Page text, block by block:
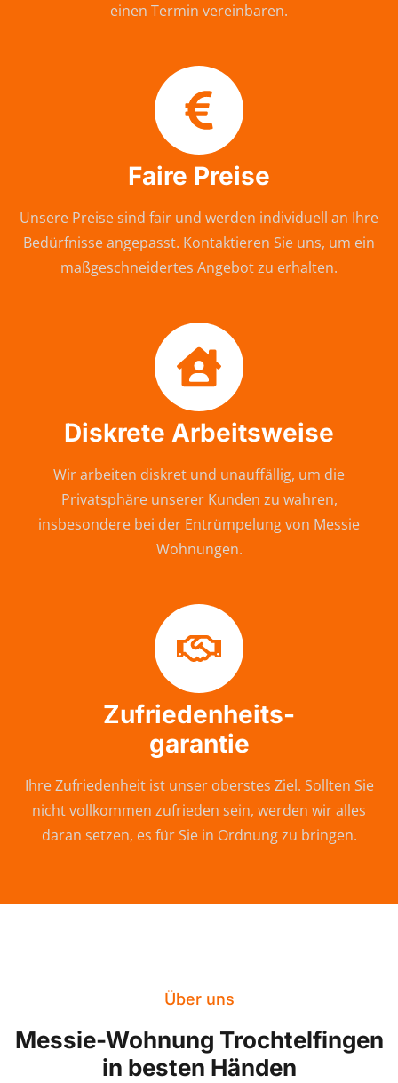
einen Termin vereinbaren.
Faire Preise
Unsere Preise sind fair und werden individuell an Ihre
Bedürfnisse angepasst. Kontaktieren Sie uns, um ein
maßgeschneidertes Angebot zu erhalten.
Diskrete Arbeitsweise
Wir arbeiten diskret und unauffällig, um die
Privatsphäre unserer Kunden zu wahren,
insbesondere bei der Entrümpelung von Messie
Wohnungen.
Zufriedenheits-
garantie
Ihre Zufriedenheit ist unser oberstes Ziel. Sollten Sie
nicht vollkommen zufrieden sein, werden wir alles
daran setzen, es für Sie in Ordnung zu bringen.
Über uns
Messie-Wohnung Trochtelfingen
in besten Händen